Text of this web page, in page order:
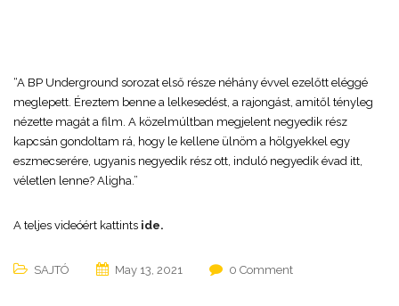
“A BP Underground sorozat első része néhány évvel ezelőtt eléggé
meglepett. Éreztem benne a lelkesedést, a rajongást, amitől tényleg
nézette magát a film. A közelmúltban megjelent negyedik rész
kapcsán gondoltam rá, hogy le kellene ülnöm a hölgyekkel egy
eszmecserére, ugyanis negyedik rész ott, induló negyedik évad itt,
véletlen lenne? Aligha.”
A teljes videóért kattints ide.
SAJTÓ May 13, 2021 0 Comment